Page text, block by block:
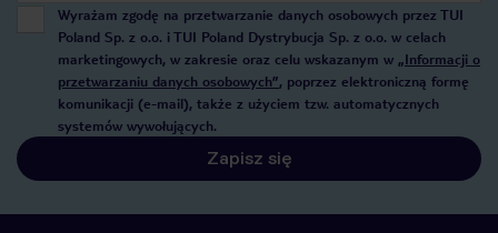
Wyrażam zgodę na przetwarzanie danych osobowych przez TUI
Poland Sp. z o.o. i TUI Poland Dystrybucja Sp. z o.o. w celach
marketingowych, w zakresie oraz celu wskazanym w „Informacji o
przetwarzaniu danych osobowych”, poprzez elektroniczną formę
komunikacji (e-mail), także z użyciem tzw. automatycznych
systemów wywołujących.
Zapisz się